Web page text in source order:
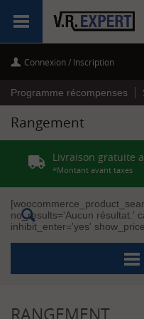
MENU
Connexion / Inscription
Programme récompenses
Rangement
Livraison gratuite
*Montant avant taxes
no_results='Aucun résultat.'
inhibit_enter='yes'
RÉINITIALISER
LES FILTRES
C
t
é
o
CAMPING
(1)
[+]
Accessoires
(1)
M
q
RANGEMENT